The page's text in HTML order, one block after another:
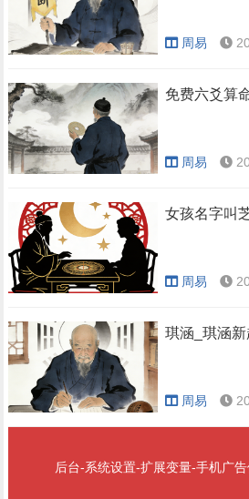
周易
免费六爻算
周易
女孩名字叫
周易
琪涵_琪涵新
周易
后台-系统设置-扩展变量-手机广